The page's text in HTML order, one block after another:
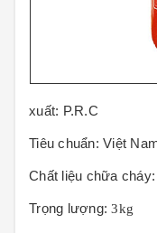
xuất: P.R.C
Tiêu chuẩn: Việt
Chất liệu chữa cháy:
Trọng lượng: 3kg